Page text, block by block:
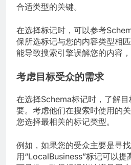
合适类型的关键。
在选择标记时，可以参考
保所选标记与您的内容类型相
能导致搜索引擎误解您的内容，
考虑目标受众的需求
在选择Schema标记时，了解
要。考虑他们在搜索时使用的
您选择最相关的标记类型。
例如，如果您的受众主要是寻
用“LocalBusiness”标记可以提